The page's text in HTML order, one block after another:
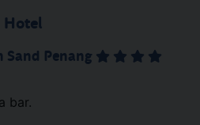
Hotel
Sand Penang
bar.